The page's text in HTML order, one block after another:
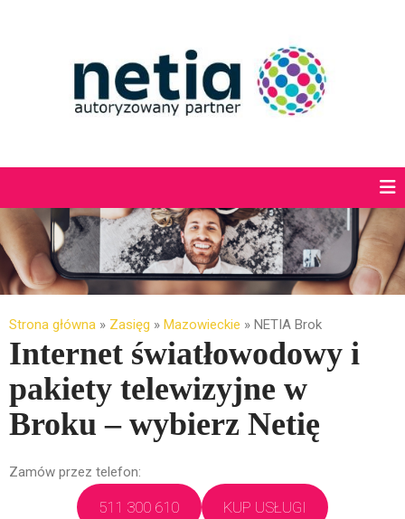
Strona główna » Zasięg » Mazowieckie » NETIA Brok
Internet światłowodowy i
pakiety telewizyjne w
Broku – wybierz Netię
Zamów przez telefon:
511 300 610 KUP USŁUGI